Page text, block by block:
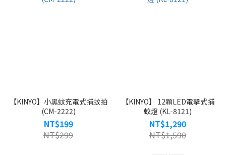
【KINYO】小黑蚊充電式捕蚊拍
(CM-2222)
NT$199
NT$299
【KINYO】 12顆LED電擊式捕
蚊燈 (KL-8121)
NT$1,290
NT$1,590